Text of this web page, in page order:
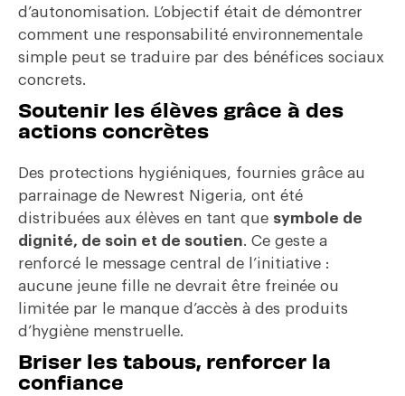
d’autonomisation. L’objectif était de démontrer
comment une responsabilité environnementale
simple peut se traduire par des bénéfices sociaux
concrets.
Soutenir les élèves grâce à des
actions concrètes
Des protections hygiéniques, fournies grâce au
parrainage de Newrest Nigeria, ont été
distribuées aux élèves en tant que symbole de
dignité, de soin et de soutien. Ce geste a
renforcé le message central de l’initiative :
aucune jeune fille ne devrait être freinée ou
limitée par le manque d’accès à des produits
d’hygiène menstruelle.
Briser les tabous, renforcer la
confiance